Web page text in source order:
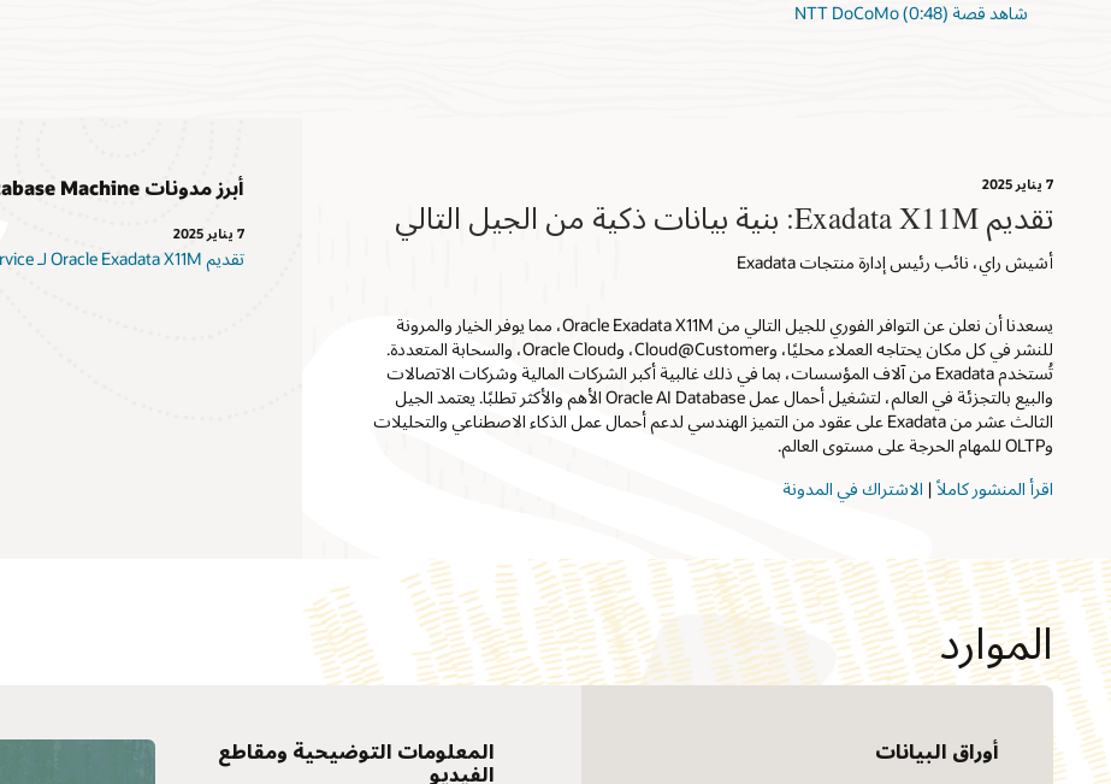
شاهد قصة NTT DoCoMo (0:48)
7 يناير 2025
تقديم Exadata X11M: بنية بيانات ذكية من الجيل التالي
أشيش راي، نائب رئيس إدارة منتجات Exadata
يسعدنا أن نعلن عن التوافر الفوري للجيل التالي من Oracle Exadata X11M، مما يوفر الخيار والمرونة
للنشر في كل مكان يحتاجه العملاء محليًا، وCloud@Customer، وOracle Cloud، والسحابة المتعددة.
تُستخدم Exadata من آلاف المؤسسات، بما في ذلك غالبية أكبر الشركات المالية وشركات الاتصالات
والبيع بالتجزئة في العالم، لتشغيل أحمال عمل Oracle AI Database الأهم والأكثر تطلبًا. يعتمد الجيل
الثالث عشر من Exadata على عقود من التميز الهندسي لدعم أحمال عمل الذكاء الاصطناعي والتحليلات
وOLTP للمهام الحرجة على مستوى العالم.
اقرأ المنشور كاملاً | الاشتراك في المدونة
أبرز مدونات Exadata Database Machine
تقديم Oracle Exadata X11M لـ Exadata Database Service وAutonomous Database
الموارد
المعلومات التوضيحية ومقاطع
الفيديو
أوراق البيانات
SiliconANGLE: تشير Oracle إلى
البحث السريع عن المتجه في جهاز